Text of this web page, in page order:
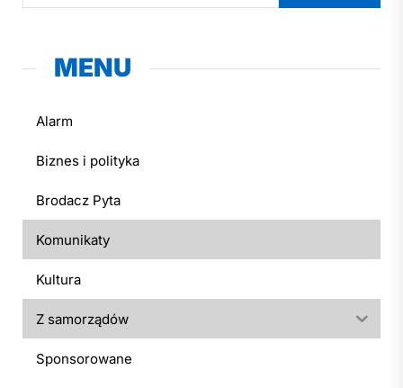
MENU
Alarm
Biznes i polityka
Brodacz Pyta
Komunikaty
Kultura
Z samorządów
Sponsorowane